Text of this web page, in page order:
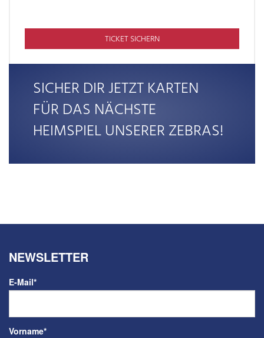
TICKET SICHERN
SICHER DIR JETZT KARTEN
FÜR DAS NÄCHSTE
HEIMSPIEL UNSERER ZEBRAS!
NEWSLETTER
E-Mail*
Vorname*